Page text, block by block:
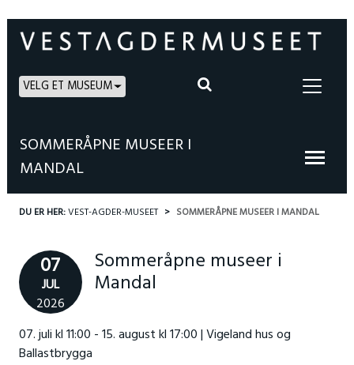
VELG ET MUSEUM
SOMMERÅPNE MUSEER I
MANDAL
DU ER HER:VEST-AGDER-MUSEET SOMMERÅPNE MUSEER I MANDAL
07
JUL
2026
Sommeråpne museer i
Mandal
07. juli kl 11:00 - 15. august kl 17:00 | Vigeland hus og
Ballastbrygga